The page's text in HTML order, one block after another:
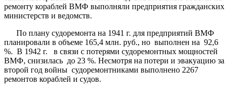
ремонту кораблей ВМФ выполняли предприятия гражданских
министерств и ведомств.
По плану судоремонта на 1941 г. для предприятий ВМФ
планировали в объеме 165,4 млн. руб., но выполнен на 92,6
%. В 1942 г. в связи с потерями судоремонтных мощностей
ВМФ, снизилась до 23 %. Несмотря на потери и эвакуацию за
второй год войны судоремонтниками выполнено 2267
ремонтов кораблей и судов.